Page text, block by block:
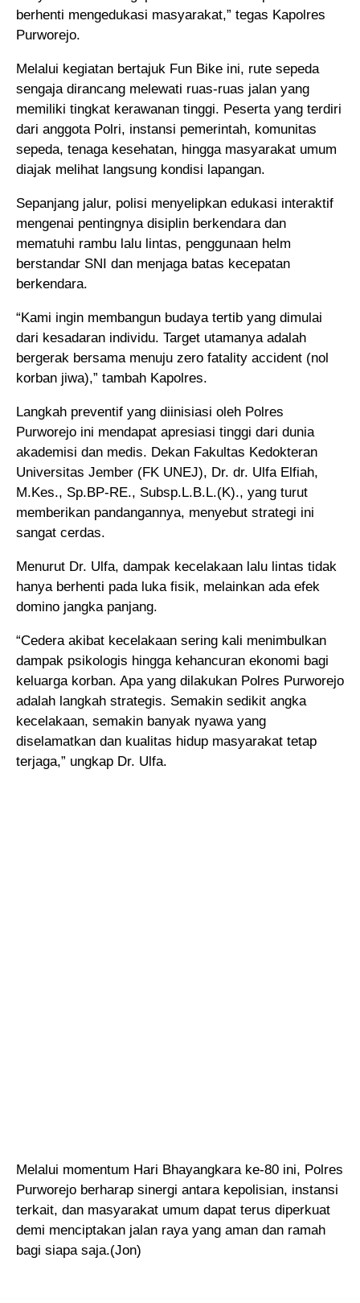
berhenti mengedukasi masyarakat,” tegas Kapolres
Purworejo.
Melalui kegiatan bertajuk Fun Bike ini, rute sepeda
sengaja dirancang melewati ruas-ruas jalan yang
memiliki tingkat kerawanan tinggi. Peserta yang terdiri
dari anggota Polri, instansi pemerintah, komunitas
sepeda, tenaga kesehatan, hingga masyarakat umum
diajak melihat langsung kondisi lapangan.
Sepanjang jalur, polisi menyelipkan edukasi interaktif
mengenai pentingnya disiplin berkendara dan
mematuhi rambu lalu lintas, penggunaan helm
berstandar SNI dan menjaga batas kecepatan
berkendara.
“Kami ingin membangun budaya tertib yang dimulai
dari kesadaran individu. Target utamanya adalah
bergerak bersama menuju zero fatality accident (nol
korban jiwa),” tambah Kapolres.
Langkah preventif yang diinisiasi oleh Polres
Purworejo ini mendapat apresiasi tinggi dari dunia
akademisi dan medis. Dekan Fakultas Kedokteran
Universitas Jember (FK UNEJ), Dr. dr. Ulfa Elfiah,
M.Kes., Sp.BP-RE., Subsp.L.B.L.(K)., yang turut
memberikan pandangannya, menyebut strategi ini
sangat cerdas.
Menurut Dr. Ulfa, dampak kecelakaan lalu lintas tidak
hanya berhenti pada luka fisik, melainkan ada efek
domino jangka panjang.
“Cedera akibat kecelakaan sering kali menimbulkan
dampak psikologis hingga kehancuran ekonomi bagi
keluarga korban. Apa yang dilakukan Polres Purworejo
adalah langkah strategis. Semakin sedikit angka
kecelakaan, semakin banyak nyawa yang
diselamatkan dan kualitas hidup masyarakat tetap
terjaga,” ungkap Dr. Ulfa.
Melalui momentum Hari Bhayangkara ke-80 ini, Polres
Purworejo berharap sinergi antara kepolisian, instansi
terkait, dan masyarakat umum dapat terus diperkuat
demi menciptakan jalan raya yang aman dan ramah
bagi siapa saja.(Jon)